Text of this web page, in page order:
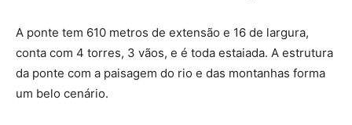
A ponte tem 610 metros de extensão e 16 de largura,
conta com 4 torres, 3 vãos, e é toda estaiada. A estrutura
da ponte com a paisagem do rio e das montanhas forma
um belo cenário.